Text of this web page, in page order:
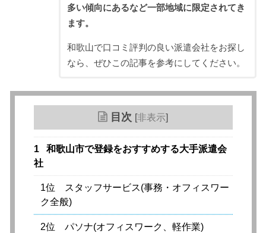
多い傾向にあるなど一部地域に限定されてき
ます。
和歌山で口コミ評判の良い派遣会社をお探し
なら、ぜひこの記事を参考にしてください。
目次 [非表示]
1
和歌山市で登録をおすすめする大手派遣会
社
1位 スタッフサービス(事務・オフィスワー
ク全般)
2位 パソナ(オフィスワーク、軽作業)